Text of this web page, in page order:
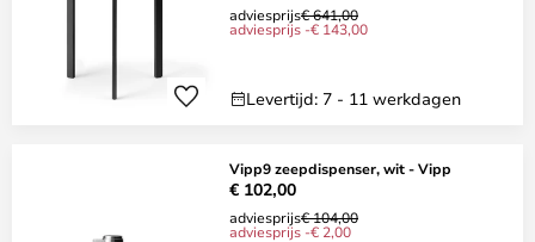
adviesprijs€ 641,00
adviesprijs -€ 143,00
Levertijd: 7 - 11 werkdagen
Vipp9 zeepdispenser, wit - Vipp
€ 102,00
adviesprijs€ 104,00
adviesprijs -€ 2,00